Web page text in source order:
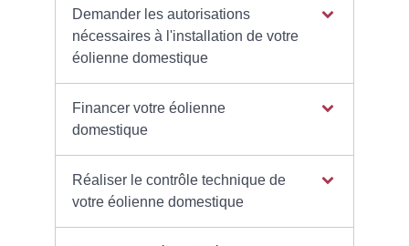
Demander les autorisations
nécessaires à l'installation de votre
éolienne domestique
Financer votre éolienne
domestique
Réaliser le contrôle technique de
votre éolienne domestique